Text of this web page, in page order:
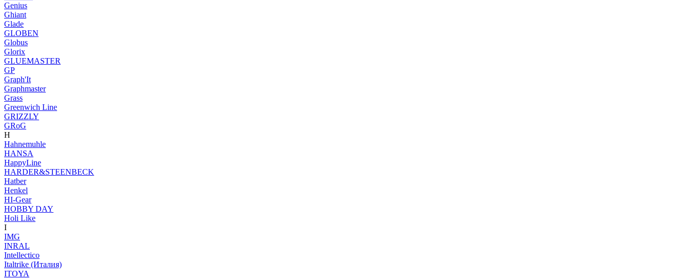
Genius
Ghiant
Glade
GLOBEN
Globus
Glorix
GLUEMASTER
GP
Graph'It
Graphmaster
Grass
Greenwich Line
GRIZZLY
GRoG
H
Hahnemuhle
HANSA
HappyLine
HARDER&STEENBECK
Hatber
Henkel
HI-Gear
HOBBY DAY
Holi Like
I
IMG
INRAL
Intellectico
Italtrike (Италия)
ITOYA